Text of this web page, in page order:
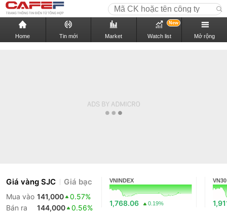
Home Tin mới Market Watch list
New
Mở rộng
Giá vàng SJC Giá bạc
Mua vào 141,000
0.57%
Bán ra
144,000 0.56%
VNINDEX
1,768.06 0.19%
VN30